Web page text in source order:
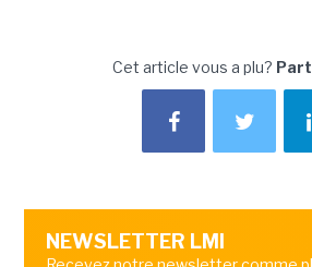
Cet article vous a plu?
NEWSLETTER LMI